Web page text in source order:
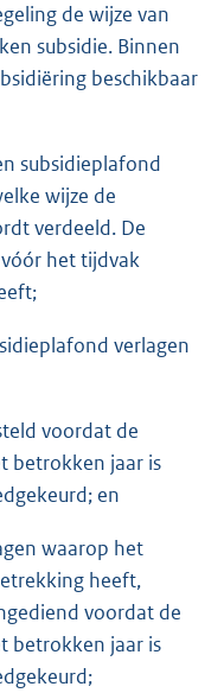
de wijze van
subsidie. Binnen
beschikbaar
subsidieplafond
wijze de
verdeeld. De
het tijdvak
verlagen
voordat de
betrokken jaar is
en
waarop het
heeft,
voordat de
betrokken jaar is